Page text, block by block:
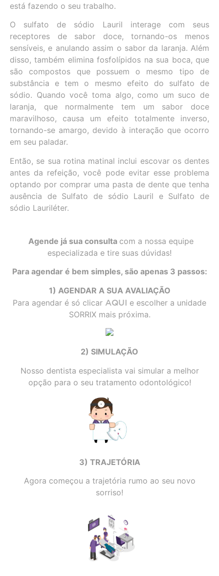
está fazendo o seu trabalho.
O sulfato de sódio Lauril interage com seus
receptores de sabor doce, tornando-os menos
sensíveis, e anulando assim o sabor da laranja. Além
disso, também elimina fosfolípidos na sua boca, que
são compostos que possuem o mesmo tipo de
substância e tem o mesmo efeito do sulfato de
sódio. Quando você toma algo, como um suco de
laranja, que normalmente tem um sabor doce
maravilhoso, causa um efeito totalmente inverso,
tornando-se amargo, devido à interação que ocorro
em seu paladar.
Então, se sua rotina matinal inclui escovar os dentes
antes da refeição, você pode evitar esse problema
optando por comprar uma pasta de dente que tenha
ausência de Sulfato de sódio Lauril e Sulfato de
sódio Lauriléter.
Agende já sua consulta com a nossa equipe
especializada e tire suas dúvidas!
Para agendar é bem simples, são apenas 3 passos:
1) AGENDAR A SUA AVALIAÇÃO
Para agendar é só clicar AQUI e escolher a unidade
SORRIX mais próxima.
2) SIMULAÇÃO
Nosso dentista especialista vai simular a melhor
opção para o seu tratamento odontológico!
3) TRAJETÓRIA
Agora começou a trajetória rumo ao seu novo
sorriso!